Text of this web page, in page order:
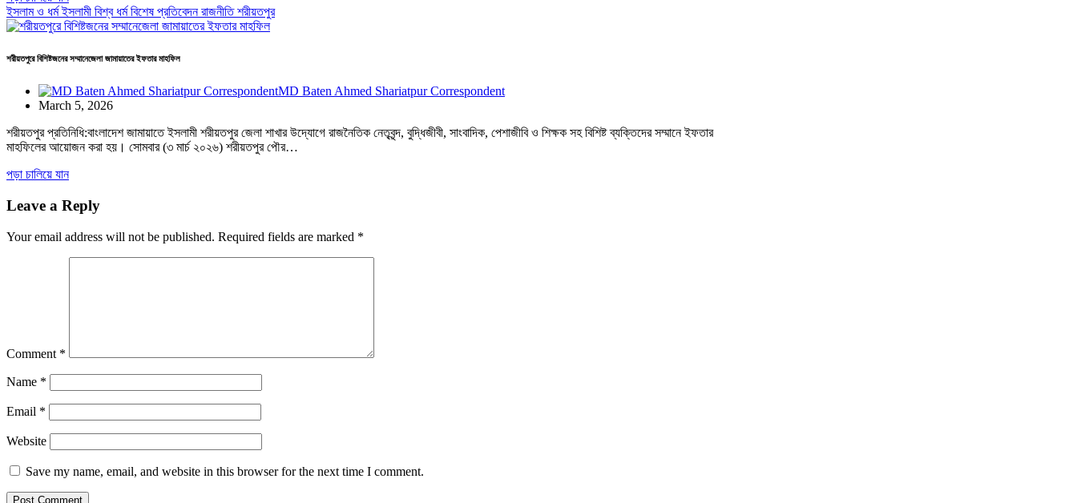
ইসলাম ও ধর্মইসলামী বিশ্ব ধর্মবিশেষ প্রতিবেদনরাজনীতিশরীয়তপুর
শরীয়তপুরে বিশিষ্টজনের সম্মানেজেলা জামায়াতের ইফতার মাহফিল
MD Baten Ahmed Shariatpur Correspondent
March 5, 2026
শরীয়তপুর প্রতিনিধি:বাংলাদেশ জামায়াতে ইসলামী শরীয়তপুর জেলা শাখার উদ্যোগে রাজনৈতিক নেতৃবৃন্দ, বুদ্ধিজীবী, সাংবাদিক, পেশাজীবি ও শিক্ষক সহ বিশিষ্ট ব্যক্তিদের সম্মানে ইফতার
মাহফিলের আয়োজন করা হয়। সোমবার (৩ মার্চ ২০২৬) শরীয়তপুর পৌর…
পড়া চালিয়ে যান
Leave a Reply
Your email address will not be published. Required fields are marked *
Comment *
Name *
Email *
Website
Save my name, email, and website in this browser for the next time I comment.